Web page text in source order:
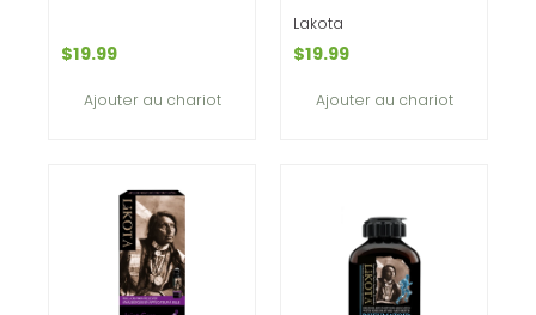
$19.99
Ajouter au chariot
Lakota
$19.99
Ajouter au chariot